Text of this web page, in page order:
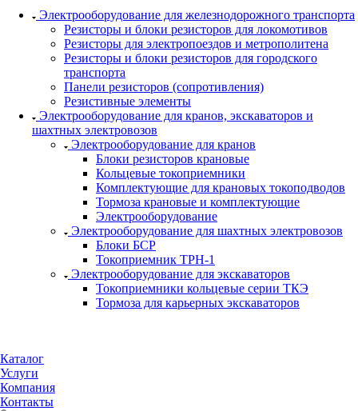
Электрооборудование для железнодорожного транспорта
Резисторы и блоки резисторов для локомотивов
Резисторы для электропоездов и метрополитена
Резисторы и блоки резисторов для городского
транспорта
Панели резисторов (сопротивления)
Резистивные элементы
Электрооборудование для кранов, экскаваторов и
шахтных электровозов
Электрооборудование для кранов
Блоки резисторов крановые
Кольцевые токоприемники
Комплектующие для крановых токоподводов
Тормоза крановые и комплектующие
Электрооборудование
Электрооборудование для шахтных электровозов
Блоки БСР
Токоприемник ТРН-1
Электрооборудование для экскаваторов
Токоприемники кольцевые серии ТКЭ
Тормоза для карьерных экскаваторов
Каталог
Услуги
Компания
Контакты